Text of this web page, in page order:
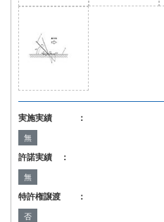
実施実績 ：
無
許諾実績 ：
無
特許権譲渡 ：
否